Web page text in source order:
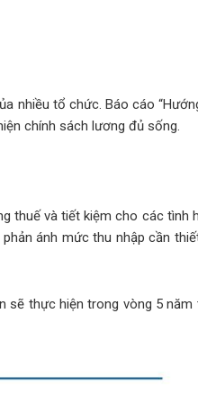
nhiều tổ chức. Báo cáo
chính sách lương đủ sống.
thuế và tiết kiệm cho các tình
ánh mức thu nhập cần
sẽ thực hiện trong vòng 5